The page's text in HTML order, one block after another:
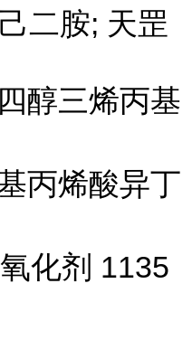
二胺; 天罡
醇三烯丙基
丙烯酸异丁
化剂 1135